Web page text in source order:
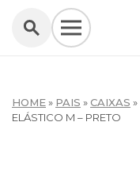
HOME» PAIS »CAIXAS »
ELÁSTICO M – PRETO